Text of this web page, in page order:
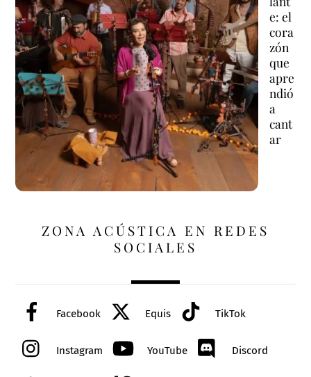
e: el
cora
zón
que
apre
ndió
a
cant
ar
ZONA ACÚSTICA EN REDES
SOCIALES
Facebook Equis TikTok
Instagram YouTube Discord